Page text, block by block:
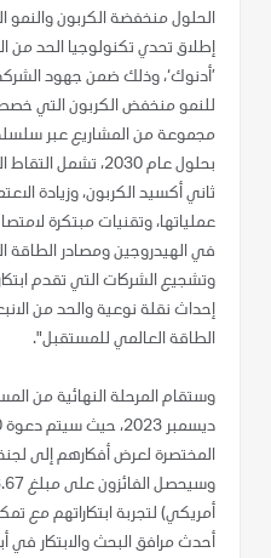
الحلول منخفضة الكربون
إطلاق تحدي تكنولوجيا الحد من
’أدنوك‘، وذلك ضمن جهود الشركة
مجموعة من المشاريع عبر سلسلة
بحلول عام 2030،
ثاني أكسيد الكربون، وزيادة
عملياتها، وتقنيات مبتكرة
في الهيدروجين ومصادر الطاقة
وتشجيع الشركات التي تقدم
إحداث نقلة نوعية والحد من
الطاقة العالمي للمستقبل".
وستقام المرحلة النهائية من
المختصرة لعرض أفكارهم إلى
أمريكي) لتجربة ابتكاراتهم مع
أحدث مرافق البحث والابتكار في